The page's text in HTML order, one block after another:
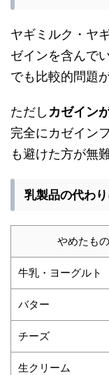
ヤギミルク・ヤ
ゼインを含んで
でも比較的問題
ただし カゼイン
完全にカゼイン
も避けた方が無
乳製品の代わ
やめたもの
牛乳・ヨーグルト
バター
チーズ
生クリーム